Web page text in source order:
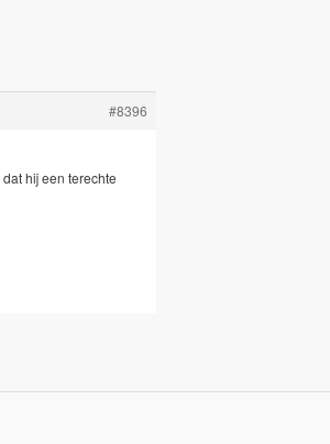
#8396
hij een terechte